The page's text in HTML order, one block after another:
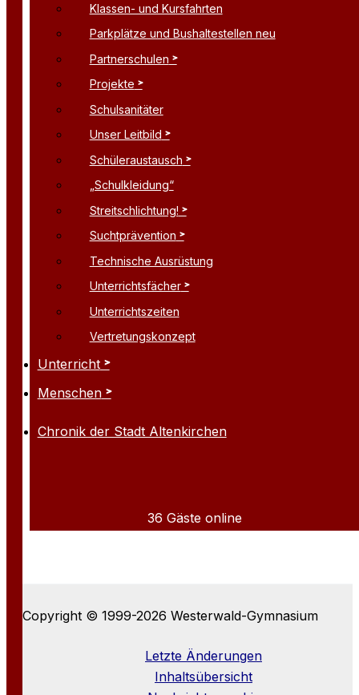
Klassen- und Kursfahrten
Parkplätze und Bushaltestellen neu
Partnerschulen
Projekte
Schulsanitäter
Unser Leitbild
Schüleraustausch
„Schulkleidung“
Streitschlichtung!
Suchtprävention
Technische Ausrüstung
Unterrichtsfächer
Unterrichtszeiten
Vertretungskonzept
Unterricht
Menschen
Chronik der Stadt Altenkirchen
36 Gäste online
Copyright © 1999-2026 Westerwald-Gymnasium
Letzte Änderungen
Inhaltsübersicht